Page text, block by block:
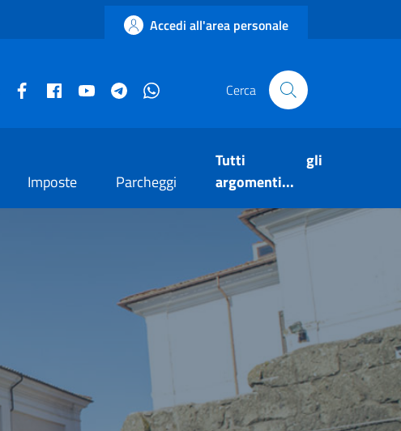
Accedi all'area personale
Facebook istituzionale
Facebook museo civico
YouTube Telegram Cerca
Imposte Parcheggi
Tutti gli
argomenti...